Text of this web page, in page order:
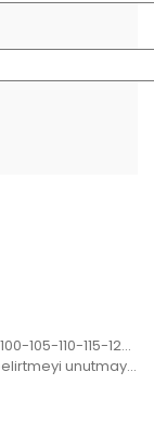
Chanel Hakiki Deri Kemer, 3 cm genişliğinde, 100-105-110-115-120-125-130 cm uzunluğunda. Kutulu, sertifikalı.
Not: Sipariş notu kısmında istediğiniz ölçüyü belirtmeyi unutmayınız.